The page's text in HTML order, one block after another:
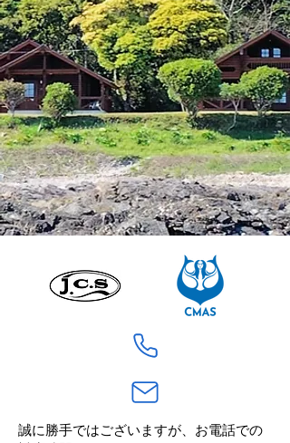
誠に勝手ではございますが、お電話での